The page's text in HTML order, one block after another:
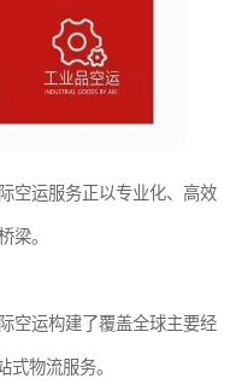
空运服务正以专业化、高效
梁。
空运构建了覆盖全球主要经
式物流服务。